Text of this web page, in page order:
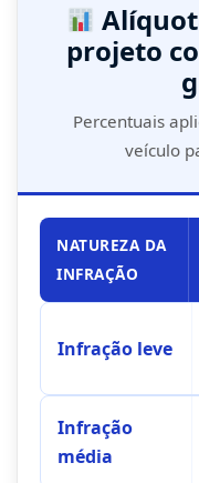
projeto
Percentuais
veículo
NATUREZA DA
INFRAÇÃO
Infração leve
Infração
média